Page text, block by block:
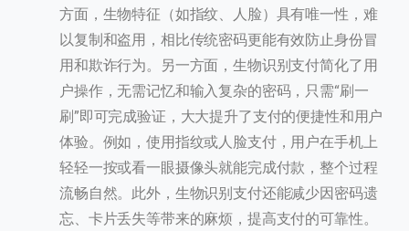
方面，生物特征（如指纹、人脸）具有唯一性，难
以复制和盗用，相比传统密码更能有效防止身份冒
用和欺诈行为。另一方面，生物识别支付简化了用
户操作，无需记忆和输入复杂的密码，只需“刷一
刷”即可完成验证，大大提升了支付的便捷性和用户
体验。例如，使用指纹或人脸支付，用户在手机上
轻轻一按或看一眼摄像头就能完成付款，整个过程
流畅自然。此外，生物识别支付还能减少因密码遗
忘、卡片丢失等带来的麻烦，提高支付的可靠性。